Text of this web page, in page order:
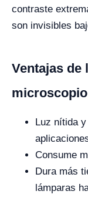
contraste
son invisibles
Ventajas de
microscopio
Luz nítida
Consume
Dura más
lámparas